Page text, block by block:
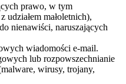
prawo, w tym
udziałem małoletnich),
nienawiści, naruszających
wiadomości e-mail.
lub rozpowszechnianie
wirusy, trojany,